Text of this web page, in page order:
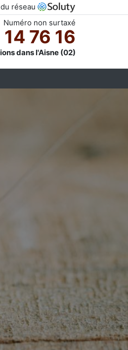
réseau
Numéro non surtaxé
76 16
dans l'Aisne (02)